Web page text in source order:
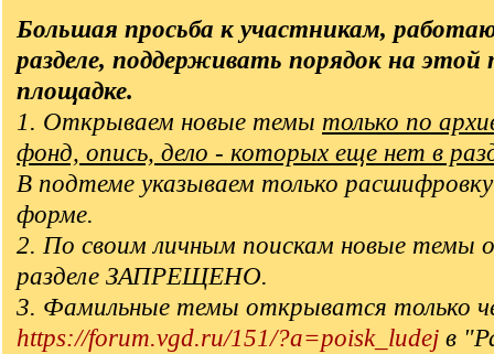
Большая просьба к участникам,
разделе, поддерживать порядок на этой
площадке.
1. Открываем новые темы только по
фонд, опись, дело - которых еще нет в
В подтеме указываем только
форме.
2. По своим личным поискам новые темы
разделе ЗАПРЕЩЕНО.
3. Фамильные темы открыватся только
https://forum.vgd.ru/151/?a=poisk_ludej в